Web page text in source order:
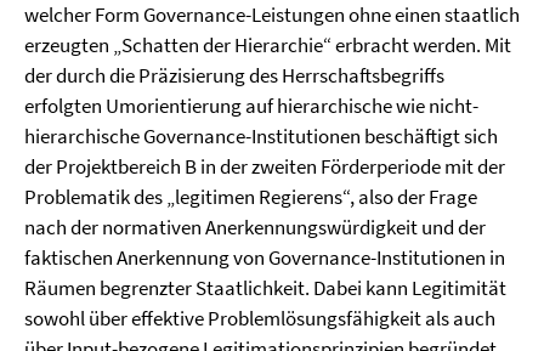
welcher Form Governance-Leistungen ohne einen staatlich
erzeugten „Schatten der Hierarchie“ erbracht werden. Mit
der durch die Präzisierung des Herrschaftsbegriffs
erfolgten Umorientierung auf hierarchische wie nicht-
hierarchische Governance-Institutionen beschäftigt sich
der Projektbereich B in der zweiten Förderperiode mit der
Problematik des „legitimen Regierens“, also der Frage
nach der normativen Anerkennungswürdigkeit und der
faktischen Anerkennung von Governance-Institutionen in
Räumen begrenzter Staatlichkeit. Dabei kann Legitimität
sowohl über effektive Problemlösungsfähigkeit als auch